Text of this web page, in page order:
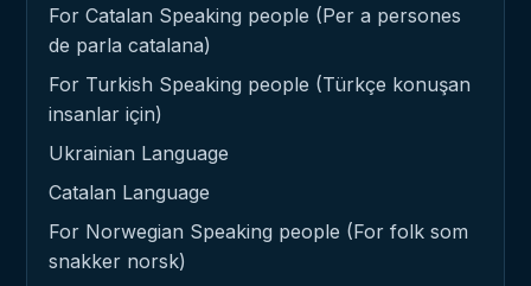
For Catalan Speaking people (Per a persones
de parla catalana)
For Turkish Speaking people (Türkçe konuşan
insanlar için)
Ukrainian Language
Catalan Language
For Norwegian Speaking people (For folk som
snakker norsk)